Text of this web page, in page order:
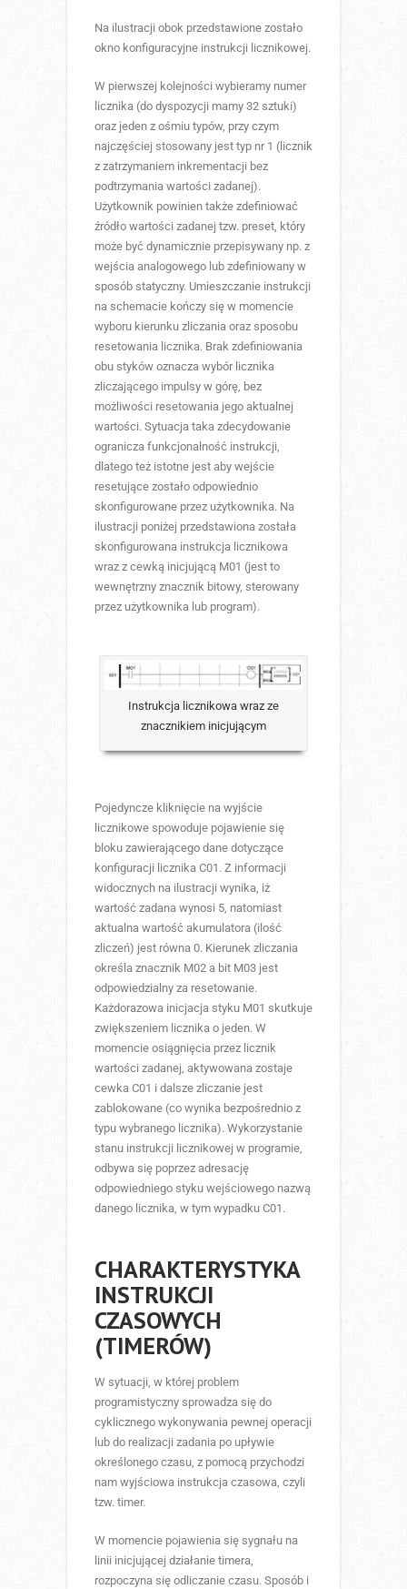
Na ilustracji obok przedstawione zostało
okno konfiguracyjne instrukcji licznikowej.
W pierwszej kolejności wybieramy numer
licznika (do dyspozycji mamy 32 sztuki)
oraz jeden z ośmiu typów, przy czym
najczęściej stosowany jest typ nr 1 (licznik
z zatrzymaniem inkrementacji bez
podtrzymania wartości zadanej).
Użytkownik powinien także zdefiniować
źródło wartości zadanej tzw. preset, który
może być dynamicznie przepisywany np. z
wejścia analogowego lub zdefiniowany w
sposób statyczny. Umieszczanie instrukcji
na schemacie kończy się w momencie
wyboru kierunku zliczania oraz sposobu
resetowania licznika. Brak zdefiniowania
obu styków oznacza wybór licznika
zliczającego impulsy w górę, bez
możliwości resetowania jego aktualnej
wartości. Sytuacja taka zdecydowanie
ogranicza funkcjonalność instrukcji,
dlatego też istotne jest aby wejście
resetujące zostało odpowiednio
skonfigurowane przez użytkownika. Na
ilustracji poniżej przedstawiona została
skonfigurowana instrukcja licznikowa
wraz z cewką inicjującą M01 (jest to
wewnętrzny znacznik bitowy, sterowany
przez użytkownika lub program).
Instrukcja licznikowa wraz ze
znacznikiem inicjującym
Pojedyncze kliknięcie na wyjście
licznikowe spowoduje pojawienie się
bloku zawierającego dane dotyczące
konfiguracji licznika C01. Z informacji
widocznych na ilustracji wynika, iż
wartość zadana wynosi 5, natomiast
aktualna wartość akumulatora (ilość
zliczeń) jest równa 0. Kierunek zliczania
określa znacznik M02 a bit M03 jest
odpowiedzialny za resetowanie.
Każdorazowa inicjacja styku M01 skutkuje
zwiększeniem licznika o jeden. W
momencie osiągnięcia przez licznik
wartości zadanej, aktywowana zostaje
cewka C01 i dalsze zliczanie jest
zablokowane (co wynika bezpośrednio z
typu wybranego licznika). Wykorzystanie
stanu instrukcji licznikowej w programie,
odbywa się poprzez adresację
odpowiedniego styku wejściowego nazwą
danego licznika, w tym wypadku C01.
CHARAKTERYSTYKA
INSTRUKCJI
CZASOWYCH
(TIMERÓW)
W sytuacji, w której problem
programistyczny sprowadza się do
cyklicznego wykonywania pewnej operacji
lub do realizacji zadania po upływie
określonego czasu, z pomocą przychodzi
nam wyjściowa instrukcja czasowa, czyli
tzw. timer.
W momencie pojawienia się sygnału na
linii inicjującej działanie timera,
rozpoczyna się odliczanie czasu. Sposób i